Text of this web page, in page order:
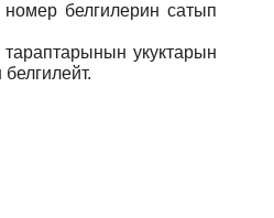
белгилерин сатып
укуктарын